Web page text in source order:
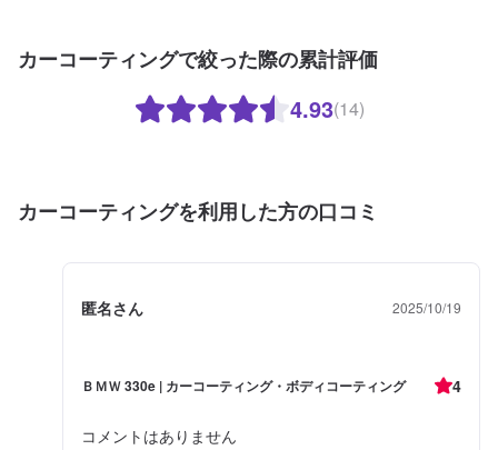
カーコーティングで絞った際の累計評価
4.93(14)
カーコーティングを利用した方の口コミ
匿名さん 2025/10/19
ＢＭＷ 330e | カーコーティング・ボディコーティング 4
コメントはありません